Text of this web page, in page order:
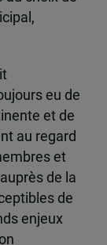
eu de
et de
au regard
et
de la
de
enjeux